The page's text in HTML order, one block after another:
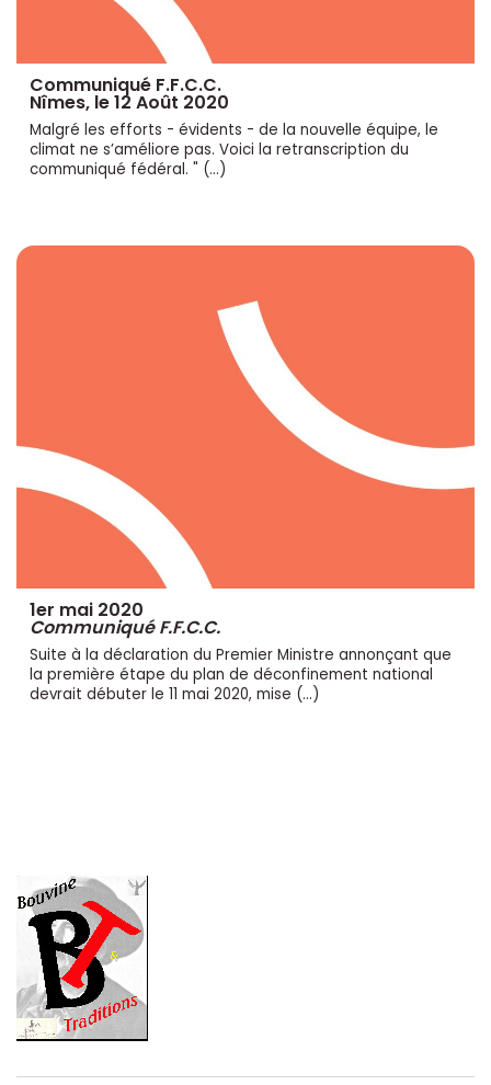
Communiqué F.F.C.C.
Nîmes, le 12 Août 2020
Malgré les efforts - évidents - de la nouvelle équipe, le
climat ne s’améliore pas. Voici la retranscription du
communiqué fédéral. " (…)
1er mai 2020
Communiqué F.F.C.C.
Suite à la déclaration du Premier Ministre annonçant que
la première étape du plan de déconfinement national
devrait débuter le 11 mai 2020, mise (…)